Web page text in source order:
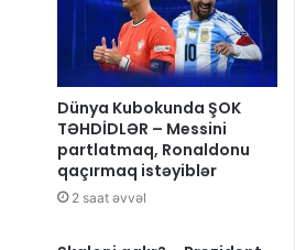
Dünya Kubokunda ŞOK
TƏHDİDLƏR – Messini
partlatmaq, Ronaldonu
qaçırmaq istəyiblər
2 saat əvvəl